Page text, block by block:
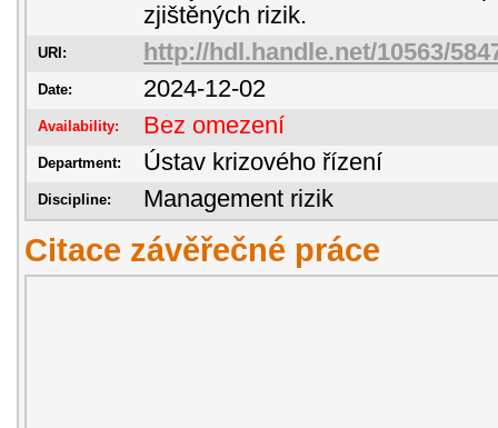
zjištěných rizik.
URI: http://hdl.handle.net/10563/
Date: 2024-12-02
Availability: Bez omezení
Department: Ústav krizového řízení
Discipline: Management rizik
Citace závěřečné práce